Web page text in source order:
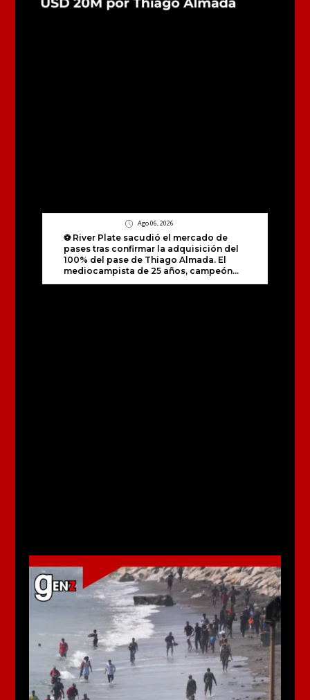
Ago 06, 2026
⚽️ River Plate sacudió el mercado de
pases tras confirmar la adquisición del
100% del pase de Thiago Almada. El
mediocampista de 25 años, campeón...